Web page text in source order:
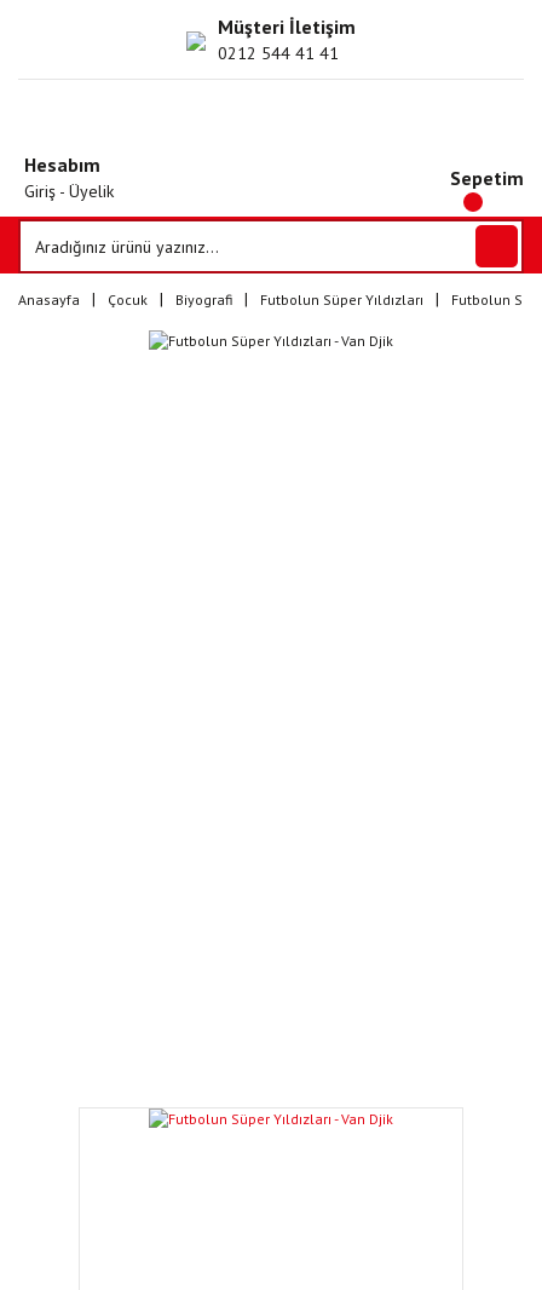
Müşteri İletişim
0212 544 41 41
Hesabım
Giriş - Üyelik
Sepetim
Anasayfa Çocuk Biyografi Futbolun Süper Yıldızları Futbolun